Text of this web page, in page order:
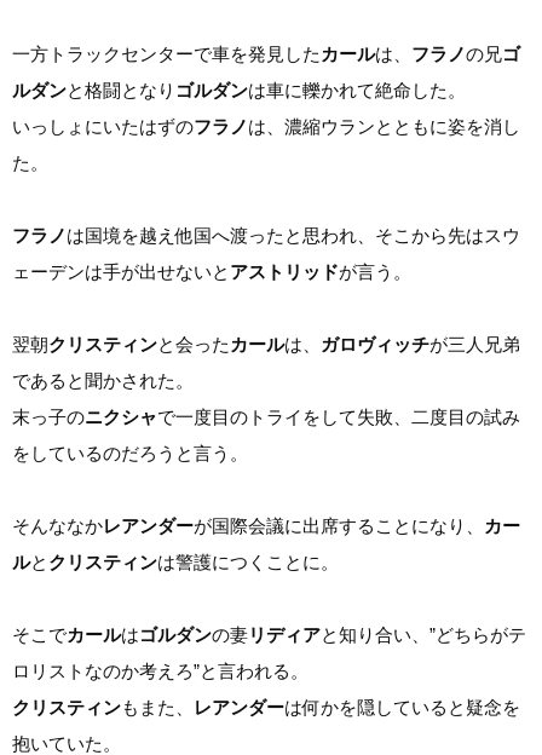
一方トラックセンターで車を発見した カールは、 フラノの兄ゴ
ルダンと格闘となり ゴルダンは車に轢かれて絶命した。
いっしょにいたはずのフラノは、濃縮ウランとともに姿を消し
た。
フラノは国境を越え他国へ渡ったと思われ、そこから先はスウ
ェーデンは手が出せないと アストリッドが言う。
翌朝クリスティンと会った カールは、 ガロヴィッチが三人兄弟
であると聞かされた。
末っ子のニクシャで一度目のトライをして失敗、二度目の試み
をしているのだろうと言う。
そんななかレアンダーが国際会議に出席することになり、
カー
ルと クリスティンは警護につくことに。
そこでカールはゴルダンの妻リディアと知り合い、”どちらがテ
ロリストなのか考えろ”と言われる。
クリスティンもまた、 レアンダーは何かを隠していると疑念を
抱いていた。